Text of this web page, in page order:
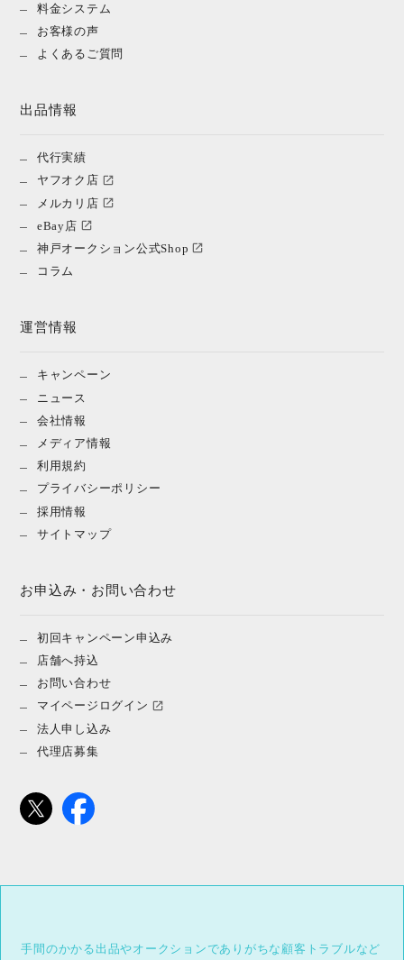
料金システム
お客様の声
よくあるご質問
出品情報
代行実績
ヤフオク店
メルカリ店
eBay店
神戸オークション公式Shop
コラム
運営情報
キャンペーン
ニュース
会社情報
メディア情報
利用規約
プライバシーポリシー
採用情報
サイトマップ
お申込み・お問い合わせ
初回キャンペーン申込み
店舗へ持込
お問い合わせ
マイページログイン
法人申し込み
代理店募集
手間のかかる出品やオークションでありがちな顧客トラブルなど